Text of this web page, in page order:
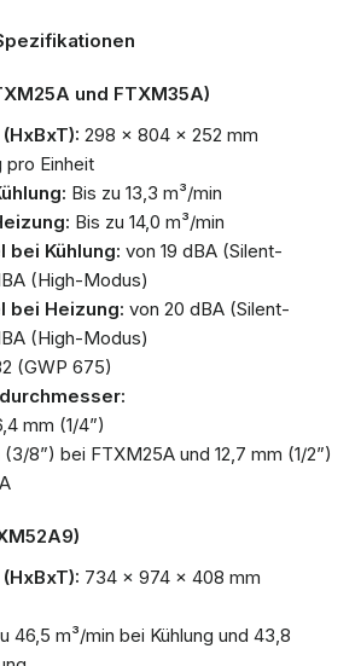
und FTXM35A)
298 x 804 x 252 mm
pro Einheit
Bis zu 13,3 m³/min
Bis zu 14,0 m³/min
bei Kühlung: von 19 dBA (Silent-
(High-Modus)
bei Heizung: von 20 dBA (Silent-
(High-Modus)
(GWP 675)
mm (1/4”)
8”) bei FTXM25A und 12,7 mm (1/2”)
734 x 974 x 408 mm
46,5 m³/min bei Kühlung und 43,8